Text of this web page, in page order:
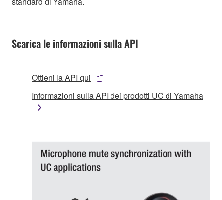
Scarica le informazioni sulla API
Ottieni la API qui
Informazioni sulla API dei prodotti UC di Yamaha